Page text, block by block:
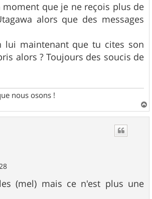
moment que je ne reçois plus de
alors que des messages
lui maintenant que tu cites son
alors ? Toujours des soucis de
nous osons !
a
(mel) mais ce n'est plus une